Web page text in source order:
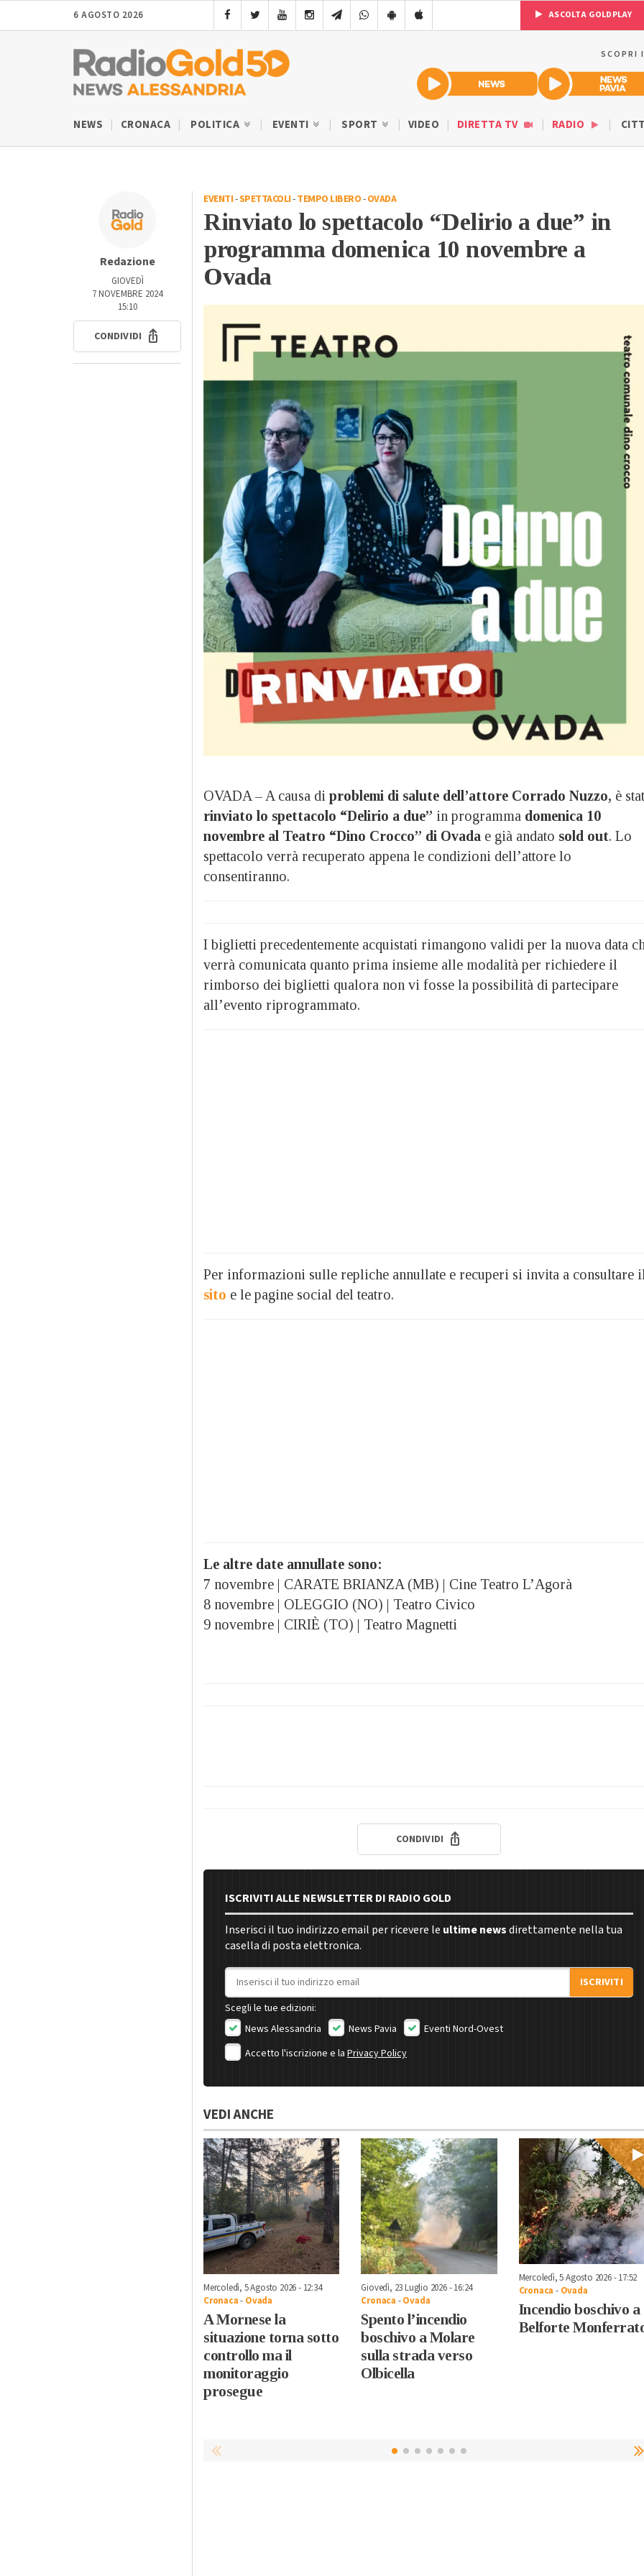
6 AGOSTO 2026 ASCOLTA GOLDPLAY
SCOPRI
NEWS CRONACA POLITICA EVENTI SPORT VIDEO DIRETTA TV RADIO
Redazione
GIOVEDÌ
7 NOVEMBRE 2024
15:10
CONDIVIDI
EVENTI-SPETTACOLI-TEMPO LIBERO-OVADA
Rinviato lo spettacolo “Delirio a due” in
programma domenica 10 novembre a
Ovada
OVADA – A causa di problemi di salute dell’attore Corrado Nuzzo, è
rinviato lo spettacolo “Delirio a due” in programma domenica 10
novembre al Teatro “Dino Crocco” di Ovada e già andato sold out. Lo
spettacolo verrà recuperato appena le condizioni dell’attore lo
consentiranno.
I biglietti precedentemente acquistati rimangono validi per la nuova data
verrà comunicata quanto prima insieme alle modalità per richiedere il
rimborso dei biglietti qualora non vi fosse la possibilità di partecipare
all’evento riprogrammato.
Per informazioni sulle repliche annullate e recuperi si invita a consultare il
sito e le pagine social del teatro.
Le altre date annullate sono:
7 novembre | CARATE BRIANZA (MB) | Cine Teatro L’Agorà
8 novembre | OLEGGIO (NO) | Teatro Civico
9 novembre | CIRIÈ (TO) | Teatro Magnetti
CONDIVIDI
ISCRIVITI ALLE NEWSLETTER DI RADIO GOLD
Inserisci il tuo indirizzo email per ricevere le ultime newsdirettamente nella tua
casella di posta elettronica.
Indirizzo email
ISCRIVITI
Scegli le tue edizioni:
News Alessandria
News Pavia
Eventi Nord-Ovest
Accetto l'iscrizione e la Privacy Policy
VEDI ANCHE
Mercoledì, 5 Agosto 2026 - 12:34
Cronaca- Ovada
A Mornese la
situazione torna sotto
controllo ma il
monitoraggio
prosegue
Giovedì, 23 Luglio 2026 - 16:24
Cronaca -Ovada
Spento l’incendio
boschivo a Molare
sulla strada verso
Olbicella
Mercoledì, 5 Agosto 2026 - 17:52
Cronaca - Ovada
Incendio boschivo a
Belforte